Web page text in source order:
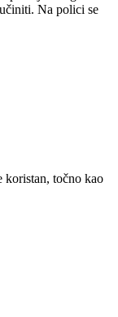
Na polici se
točno kao